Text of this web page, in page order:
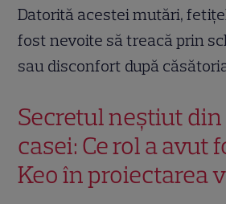
Datorită acestei mutări,
fost nevoite să treacă prin
sau disconfort după
Secretul neștiut
casei: Ce rol a avut
Keo în proiectarea